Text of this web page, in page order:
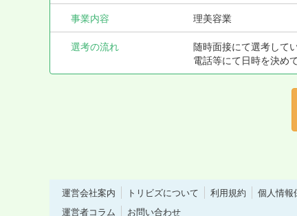
事業内容 理美容業
選考の流れ
随時面接にて選考してい
電話等にて日時を決め
運営会社案内 トリビズについて 利用規約 個人情報
運営者コラム
お問い合わせ